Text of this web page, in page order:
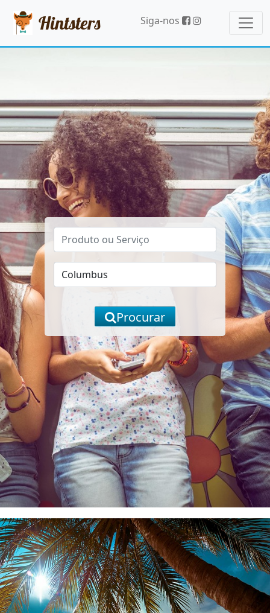
Hintsters Siga-nos
Procurar